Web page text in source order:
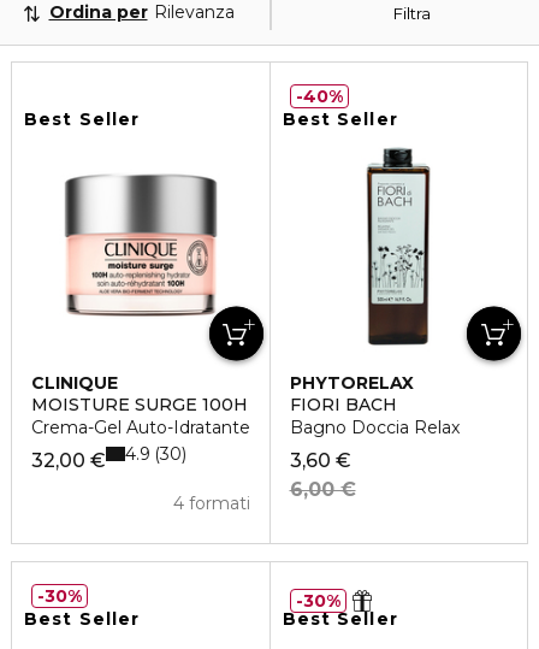
Filtra
Ordina per Rilevanza
Best Seller
CLINIQUE
MOISTURE SURGE 100H
Crema-Gel Auto-Idratante
32,00 €
4 formati
4.9 30
Best Seller
PHYTORELAX
FIORI BACH
Bagno Doccia Relax
3,60 €
6,00 €
40%
Best Seller
30%
Best Seller
30%